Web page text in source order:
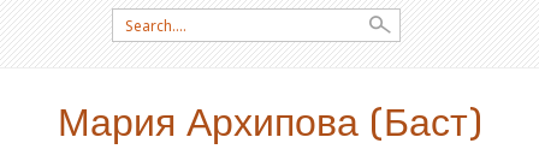
Search for:
Мария Архипова (Баст)